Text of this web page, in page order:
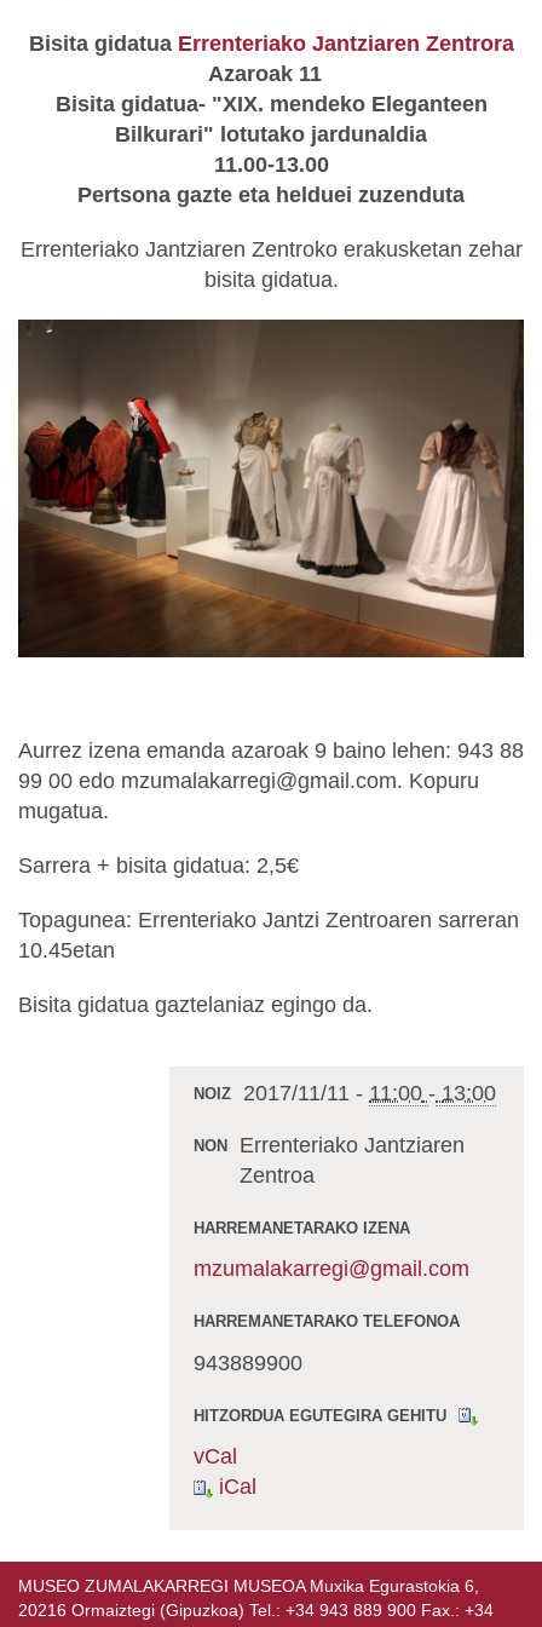
Bisita gidatuaErrenteriako Jantziaren Zentrora
Azaroak 11
Bisita gidatua- "XIX. mendeko Eleganteen
Bilkurari" lotutako jardunaldia
11.00-13.00
Pertsona gazte eta helduei zuzenduta
Errenteriako Jantziaren Zentroko erakusketan zehar
bisita gidatua.
Aurrez izena emanda azaroak 9 baino lehen: 943 88
99 00 edo mzumalakarregi@gmail.com. Kopuru
mugatua.
Sarrera + bisita gidatua: 2,5€
Topagunea: Errenteriako Jantzi Zentroaren sarreran
10.45etan
Bisita gidatua gaztelaniaz egingo da.
NOIZ 2017/11/11 - 11:00 - 13:00
NON
Errenteriako Jantziaren
Zentroa
HARREMANETARAKO IZENA
mzumalakarregi@gmail.com
HARREMANETARAKO TELEFONOA
943889900
HITZORDUA EGUTEGIRA GEHITU
vCal
iCal
MUSEO ZUMALAKARREGI MUSEOA Muxika Egurastokia 6,
20216 Ormaiztegi (Gipuzkoa) Tel.: +34 943 889 900 Fax.: +34